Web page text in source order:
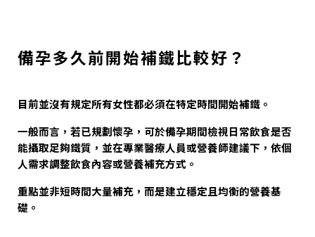
備孕多久前開始補鐵比較好？
目前並沒有規定所有女性都必須在特定時間開始補鐵。
一般而言，若已規劃懷孕，可於備孕期間檢視日常飲食是否
能攝取足夠鐵質，並在專業醫療人員或營養師建議下，依個
人需求調整飲食內容或營養補充方式。
重點並非短時間大量補充，而是建立穩定且均衡的營養基
礎。